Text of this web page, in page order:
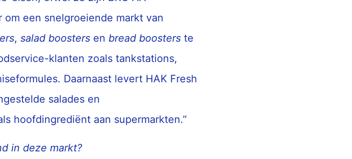
een snelgroeiende markt van
, salad boosters en bread boosters te
klanten zoals tankstations,
Daarnaast levert HAK Fresh
salades en
hoofdingrediënt aan supermarkten.”
in deze markt?